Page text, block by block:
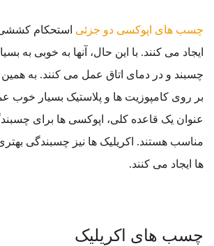
چسب های اپوکسی دو جزئی استحکام کششی 2900-
ایجاد می کنند. با این حال، آنها به خوبی به
چسبند و در دمای اتاق عمل می کنند. به همین
بر روی کامپوزیت ها و پلاستیک بسیار خوب
عنوان یک قاعده کلی، اپوکسی ها برای
مناسب هستند. اکریلیک ها نیز چسبندگی
ها ایجاد می کنند.
چسب های اکریلیک